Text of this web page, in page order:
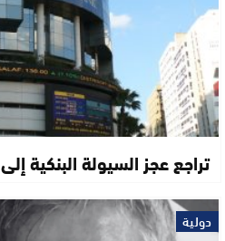
تراجع عجز السيولة البنكية إلى 134,3 مليار درهم
دولية